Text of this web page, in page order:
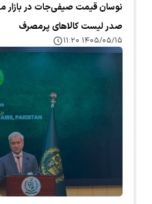
نوسان قیمت صیفی‌جات در بازار
صدر لیست کالا‌های پرمصرف
۱۴۰۵/۰۵/۱۵ ۱۱:۲۰